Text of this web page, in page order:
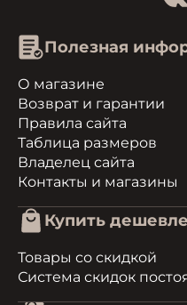
Полезная
О магазине
Возврат и гарантии
Правила сайта
Таблица размеров
Владелец сайта
Контакты и магазины
Купить дешевле
Товары со скидкой
Система скидок